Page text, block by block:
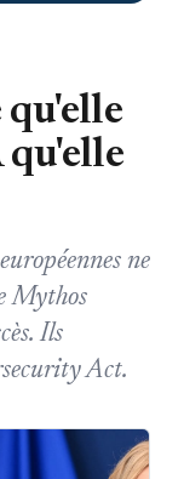
qu'elle
qu'elle
ne
Mythos
Ils
Act.